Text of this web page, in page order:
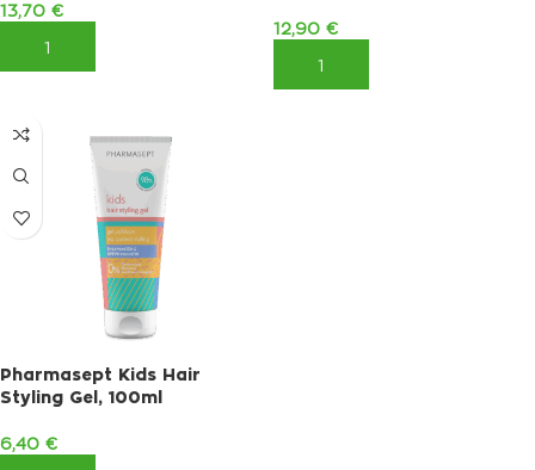
13,70 €
ΠΡΟΣΘΉΚΗ ΣΤΟ ΚΑΛΆΘΙ
12,90 €
ΠΡΟΣΘΉΚΗ ΣΤΟ ΚΑΛΆΘΙ
Pharmasept Kids Hair
Styling Gel, 100ml
6,40 €